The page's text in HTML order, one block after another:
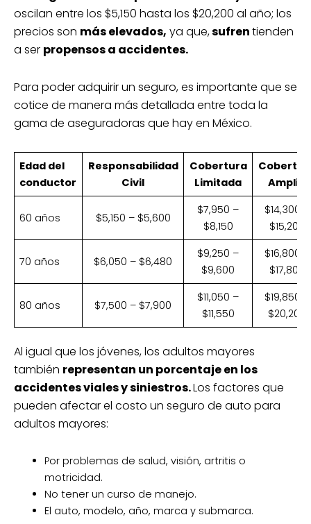
oscilan entre los $5,150 hasta los $20,200 al año; los
precios son más elevados, ya que,sufrentienden
a ser propensos a accidentes.
Para poder adquirir un seguro, es importante que se
cotice de manera más detallada entre toda la
gama de aseguradoras que hay en México.
Edad del
conductor
Responsabilidad
Civil
Cobertura
Limitada
Amplia
60 años $5,150 – $5,600
$7,950 –
$8,150
$14,300 –
$15,200
70 años $6,050 – $6,480
$9,250 –
$9,600
$16,800 –
$17,800
80 años $7,500 – $7,900
$11,050 –
$11,550
$19,850 –
$20,200
Al igual que los jóvenes, los adultos mayores
también representan un porcentaje en los
accidentes viales y siniestros.Los factores que
pueden afectar el costo un seguro de auto para
adultos mayores:
Por problemas de salud, visión, artritis o
motricidad.
No tener un curso de manejo.
El auto, modelo, año, marca y submarca.